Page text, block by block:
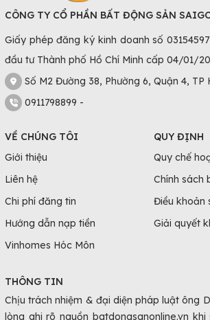
CÔNG TY CỔ PHẦN BẤT ĐỘNG SẢN
Giấy phép đăng ký kinh doanh số
đầu tư Thành phố Hồ Chí Minh cấp 04/01/
Số M2 Đường 38, Phường 6, Quận 4, TP
0911798899 -
VỀ CHÚNG TÔI
Giới thiệu
Liên hệ
Chi phí đăng tin
Hướng dẫn nạp tiền
Vinhomes Hóc Môn
QUY ĐỊNH
Quy chế
Chính sách
Điều khoản
Giải quyết
THÔNG TIN
Chịu trách nhiệm & đại diện pháp luật ông
lòng ghi rõ nguồn batdongsanonline.vn